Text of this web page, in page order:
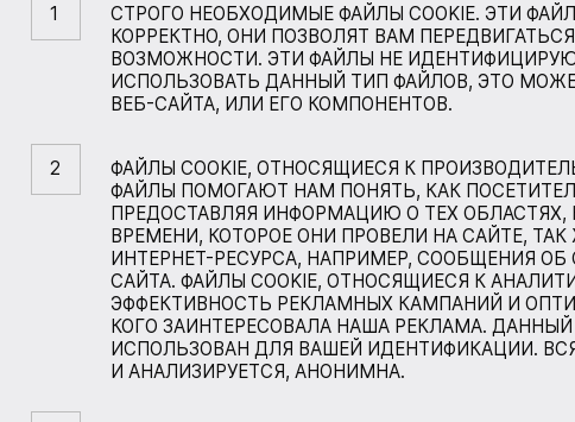
СТРОГО НЕОБХОДИМЫЕ ФАЙЛЫ COOKIE. ЭТИ
КОРРЕКТНО, ОНИ ПОЗВОЛЯТ ВАМ
ВОЗМОЖНОСТИ. ЭТИ ФАЙЛЫ НЕ
ИСПОЛЬЗОВАТЬ ДАННЫЙ ТИП ФАЙЛОВ, ЭТО
ВЕБ-САЙТА, ИЛИ ЕГО КОМПОНЕНТОВ.
ФАЙЛЫ COOKIE, ОТНОСЯЩИЕСЯ К
ФАЙЛЫ ПОМОГАЮТ НАМ ПОНЯТЬ, КАК
ПРЕДОСТАВЛЯЯ ИНФОРМАЦИЮ О ТЕХ
ВРЕМЕНИ, КОТОРОЕ ОНИ ПРОВЕЛИ НА САЙТЕ,
ИНТЕРНЕТ-РЕСУРСА, НАПРИМЕР, СООБЩЕНИЯ
САЙТА. ФАЙЛЫ COOKIE, ОТНОСЯЩИЕСЯ К
ЭФФЕКТИВНОСТЬ РЕКЛАМНЫХ КАМПАНИЙ И
КОГО ЗАИНТЕРЕСОВАЛА НАША РЕКЛАМА.
ИСПОЛЬЗОВАН ДЛЯ ВАШЕЙ ИДЕНТИФИКАЦИИ.
И АНАЛИЗИРУЕТСЯ, АНОНИМНА.